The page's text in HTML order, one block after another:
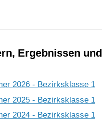
Ergebnissen und
2026 - Bezirksklasse 1
2025 - Bezirksklasse 1
2024 - Bezirksklasse 1